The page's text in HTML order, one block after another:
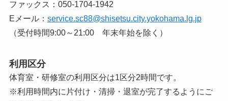
ファックス：050-1704-1942
Eメール： service.sc88@shisetsu.city.yokohama.lg.jp
（受付時間9:00～21:00 年末年始を除く）
利用区分
体育室・研修室の利用区分は1区分2時間です。
※利用時間内に片付け・清掃・退室が完了するようにご